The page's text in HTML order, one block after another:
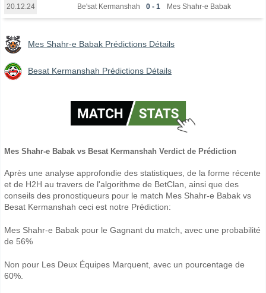
20.12.24 Be'sat Kermanshah 0 - 1 Mes Shahr-e Babak
Mes Shahr-e Babak Prédictions Détails
Besat Kermanshah Prédictions Détails
Mes Shahr-e Babak vs Besat Kermanshah Verdict de Prédiction
Après une analyse approfondie des statistiques, de la forme récente
et de H2H au travers de l'algorithme de BetClan, ainsi que des
conseils des pronostiqueurs pour le match Mes Shahr-e Babak vs
Besat Kermanshah ceci est notre Prédiction:
Mes Shahr-e Babak pour le Gagnant du match, avec une probabilité
de 56%
Non pour Les Deux Équipes Marquent, avec un pourcentage de
60%.